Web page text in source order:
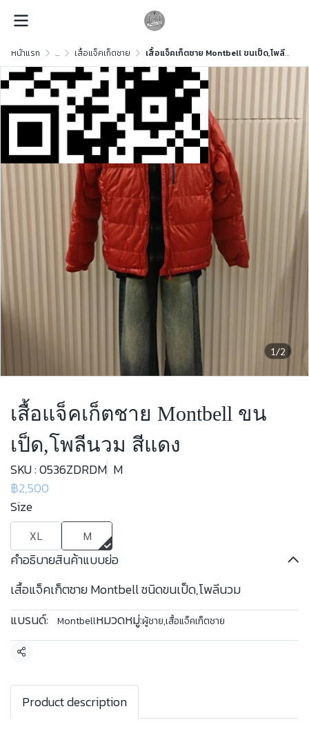
หน้าแรก ... เสื้อแจ็คเก็ตชาย เสื้อแจ็คเก็ตชาย Montbell ขนเป็ด,โพลีนวม สีแดง
1/2
เสื้อแจ็คเก็ตชาย Montbell ขน
เป็ด,โพลีนวม สีแดง
SKU : 0536ZDRDM M
฿2,500
Size
XL M
คำอธิบายสินค้าแบบย่อ
เสื้อแจ็คเก็ตชาย Montbell ชนิดขนเป็ด,โพลีนวม
แบรนด์:
Montbellหมวดหมู่:ผู้ชาย,เสื้อแจ็คเก็ตชาย
แชร์
Product description